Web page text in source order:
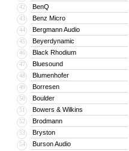
42 BenQ
43 Benz Micro
44 Bergmann Audio
45 Beyerdynamic
46 Black Rhodium
47 Bluesound
48 Blumenhofer
49 Borresen
50 Boulder
51 Bowers & Wilkins
52 Brodmann
53 Bryston
54 Burson Audio